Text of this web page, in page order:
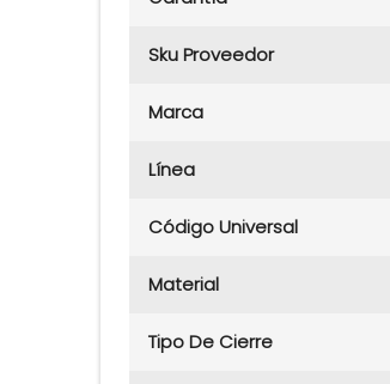
Sku Proveedor
Marca
Línea
Código Universal
Material
Tipo De Cierre